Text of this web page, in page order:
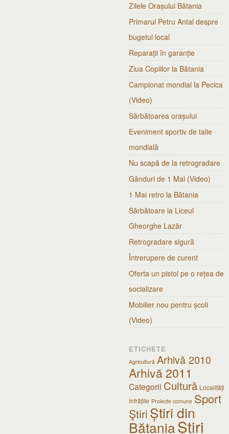
Zilele Orașului Bătania
Primarul Petru Antal despre
bugetul local
Reparații în garanție
Ziua Copiilor la Bătania
Campionat mondial la Pecica
(Video)
Sărbătoarea orașului
Eveniment sportiv de talie
mondială
Nu scapă de la retrogradare
Gânduri de 1 Mai (Video)
1 Mai retro la Bătania
Sărbătoare la Liceul
Gheorghe Lazăr
Retrogradare sigură
Întrerupere de curent
Oferta un pistol pe o rețea de
socializare
Mobilier nou pentru școli
(Video)
ETICHETE
Agricultură Arhivă 2010
Arhivă 2011
Categorii Cultură Localități
înfrățite Proiecte comune Sport
Ştiri Știri din
BătaniaȘtiri